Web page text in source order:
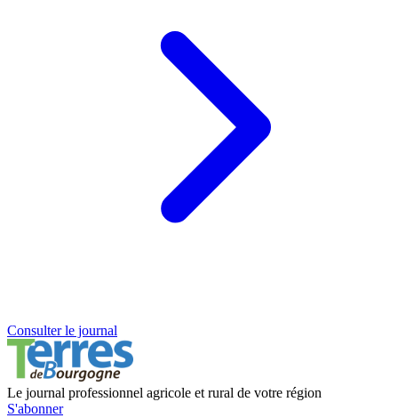
Consulter le journal
Le journal professionnel agricole et rural de votre région
S'abonner